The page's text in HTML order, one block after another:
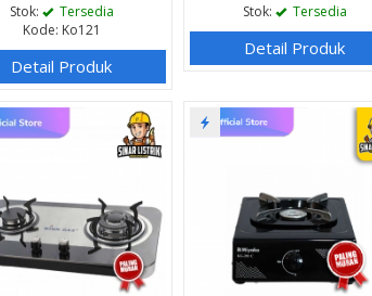
Stok:
Tersedia
Kode: Ko121
Detail Produk
Stok:
Tersedia
Detail Produk